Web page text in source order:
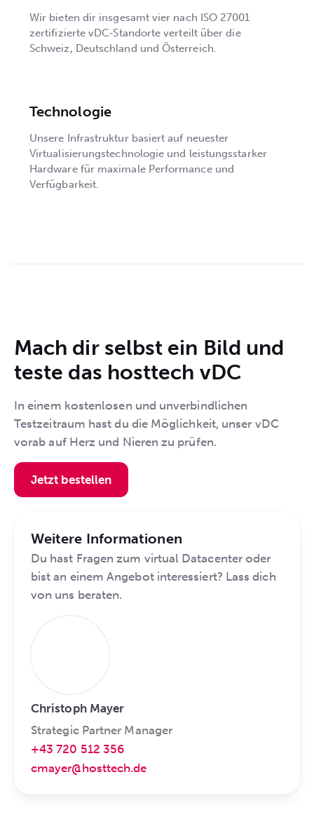
Wir bieten dir insgesamt vier nach ISO 27001
zertifizierte vDC-Standorte verteilt über die
Schweiz, Deutschland und Österreich.
Technologie
Unsere Infrastruktur basiert auf neuester
Virtualisierungstechnologie und leistungsstarker
Hardware für maximale Performance und
Verfügbarkeit.
Mach dir selbst ein Bild und
teste das hosttech vDC
In einem kostenlosen und unverbindlichen
Testzeitraum hast du die Möglichkeit, unser vDC
vorab auf Herz und Nieren zu prüfen.
Jetzt bestellen
Weitere Informationen
Du hast Fragen zum virtual Datacenter oder
bist an einem Angebot interessiert? Lass dich
von uns beraten.
Christoph Mayer
Strategic Partner Manager
+43 720 512 356
cmayer@hosttech.de